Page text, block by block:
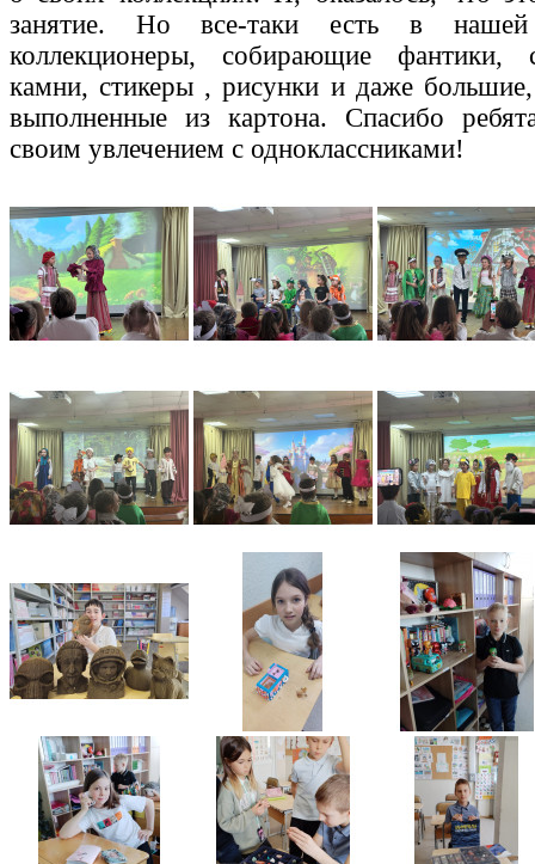
занятие. Но все-таки есть в
коллекционеры, собирающие фантики,
камни, стикеры , рисунки и даже
выполненные из картона. Спасибо
своим увлечением с одноклассниками!